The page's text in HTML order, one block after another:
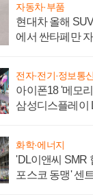
자동차·부품
현대차 올해
에서 싼타페만
전자·전기·정보통신
아이폰18 '메모
삼성디스플레이
화학·에너지
'DL이앤씨 SMR
포스코 동맹' 센